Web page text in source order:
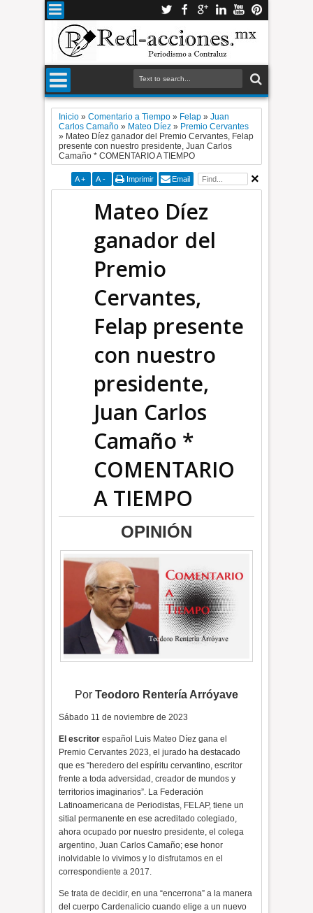
Inicio »Comentario a Tiempo » Felap »Juan
Carlos Camaño » Mateo Díez » Premio Cervantes
» Mateo Díez ganador del Premio Cervantes, Felap
presente con nuestro presidente, Juan Carlos
Camaño * COMENTARIO A TIEMPO
A + A - Imprimir Email
Mateo Díez
ganador del
Premio
Cervantes,
Felap presente
con nuestro
presidente,
Juan Carlos
Camaño *
COMENTARIO
A TIEMPO
OPINIÓN
Por Teodoro Rentería Arróyave
Sábado 11 de noviembre de 2023
El escritor español Luis Mateo Díez gana el
Premio Cervantes 2023, el jurado ha destacado
que es “heredero del espíritu cervantino, escritor
frente a toda adversidad, creador de mundos y
territorios imaginarios”. La Federación
Latinoamericana de Periodistas, FELAP, tiene un
sitial permanente en ese acreditado colegiado,
ahora ocupado por nuestro presidente, el colega
argentino, Juan Carlos Camaño; ese honor
inolvidable lo vivimos y lo disfrutamos en el
correspondiente a 2017.
Se trata de decidir, en una “encerrona” a la manera
del cuerpo Cardenalicio cuando elige a un nuevo